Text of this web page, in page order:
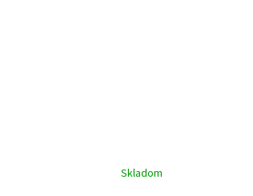
Skladom